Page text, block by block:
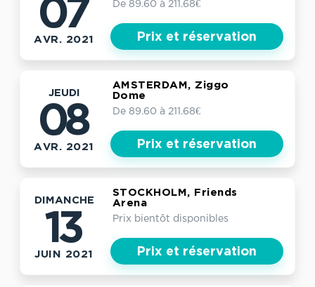
07
AVR. 2021
De 89.60 à 211.68€
Prix et réservation
JEUDI
08
AVR. 2021
AMSTERDAM, Ziggo
Dome
De 89.60 à 211.68€
Prix et réservation
DIMANCHE
13
JUIN 2021
STOCKHOLM, Friends
Arena
Prix bientôt disponibles
Prix et réservation